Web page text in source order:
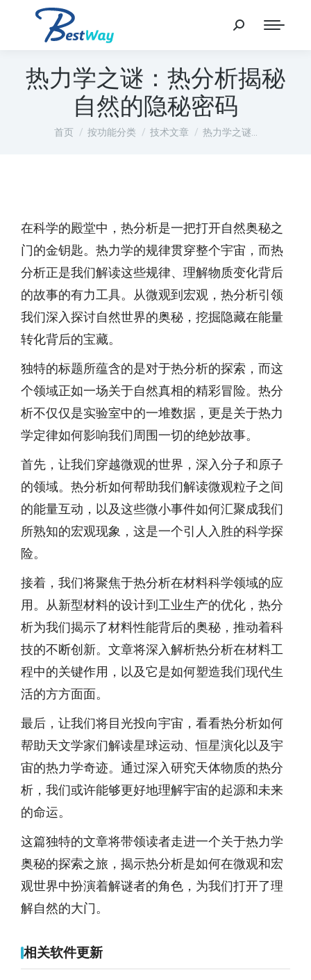
热力学之谜：热分析揭秘
自然的隐秘密码
您在这里：
首页 按功能分类 技术文章 热力学之谜…
在科学的殿堂中，热分析是一把打开自然奥秘之
门的金钥匙。热力学的规律贯穿整个宇宙，而热
分析正是我们解读这些规律、理解物质变化背后
的故事的有力工具。从微观到宏观，热分析引领
我们深入探讨自然世界的奥秘，挖掘隐藏在能量
转化背后的宝藏。
独特的标题所蕴含的是对于热分析的探索，而这
个领域正如一场关于自然真相的精彩冒险。热分
析不仅仅是实验室中的一堆数据，更是关于热力
学定律如何影响我们周围一切的绝妙故事。
首先，让我们穿越微观的世界，深入分子和原子
的领域。热分析如何帮助我们解读微观粒子之间
的能量互动，以及这些微小事件如何汇聚成我们
所熟知的宏观现象，这是一个引人入胜的科学探
险。
接着，我们将聚焦于热分析在材料科学领域的应
用。从新型材料的设计到工业生产的优化，热分
析为我们揭示了材料性能背后的奥秘，推动着科
技的不断创新。文章将深入解析热分析在材料工
程中的关键作用，以及它是如何塑造我们现代生
活的方方面面。
最后，让我们将目光投向宇宙，看看热分析如何
帮助天文学家们解读星球运动、恒星演化以及宇
宙的热力学奇迹。通过深入研究天体物质的热分
析，我们或许能够更好地理解宇宙的起源和未来
的命运。
这篇独特的文章将带领读者走进一个关于热力学
奥秘的探索之旅，揭示热分析是如何在微观和宏
观世界中扮演着解谜者的角色，为我们打开了理
解自然的大门。
相关软件更新